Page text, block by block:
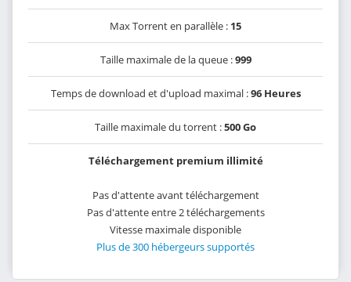
Max Torrent en parallèle : 15
Taille maximale de la queue :999
Temps de download et d'upload maximal :96 Heures
Taille maximale du torrent :500 Go
Téléchargement premium illimité
Pas d'attente avant téléchargement
Pas d'attente entre 2 téléchargements
Vitesse maximale disponible
Plus de 300 hébergeurs supportés